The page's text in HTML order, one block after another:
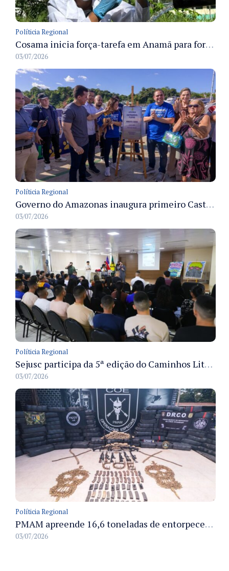
Políticia Regional
Cosama inicia força-tarefa em Anamã para fortalecer abastecimento de água e segurança hídrica da população
03/07/2026
Políticia Regional
Governo do Amazonas inaugura primeiro Castramóvel Fluvial para atendimento veterinário às comunidades ribeirinhas e castração gratuita
03/07/2026
Políticia Regional
Sejusc participa da 5ª edição do Caminhos Literários com foco na cultura hip-hop nas unidades socioeducativas
03/07/2026
Políticia Regional
PMAM apreende 16,6 toneladas de entorpecentes e registra aumento nas prisões em flagrante e nas capturas de foragidos no primeiro semestre de 2026
03/07/2026